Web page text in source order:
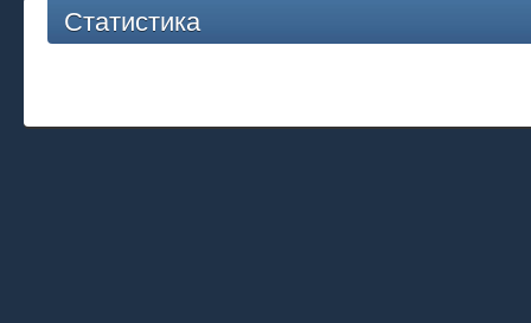
Статистика